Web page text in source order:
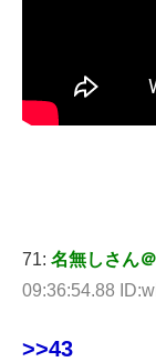
71: 名無しさん
09:36:54.88
>>43